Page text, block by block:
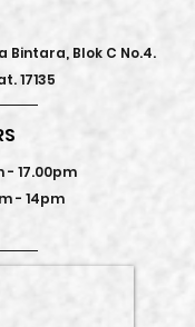
Bintara, Blok C No.4.
17135
- 17.00pm
- 14pm